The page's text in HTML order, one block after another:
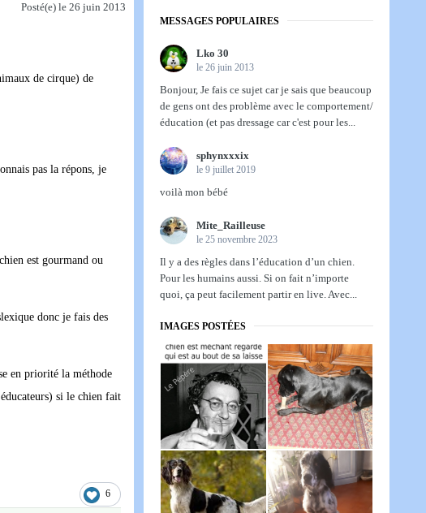
Posté(e) le 26 juin 2013
de cirque) de
pas la répons, je
est gourmand ou
donc je fais des
en priorité la méthode
si le chien fait
6
MESSAGES POPULAIRES
Lko 30
le 26 juin 2013
Bonjour, Je fais ce sujet car je sais que beaucoup
de gens ont des problème avec le comportement/
éducation (et pas dressage car c'est pour les...
sphynxxxix
le 9 juillet 2019
voilà mon bébé
Mite_Railleuse
le 25 novembre 2023
Il y a des règles dans l’éducation d’un chien.
Pour les humains aussi. Si on fait n’importe
quoi, ça peut facilement partir en live. Avec...
IMAGES POSTÉES